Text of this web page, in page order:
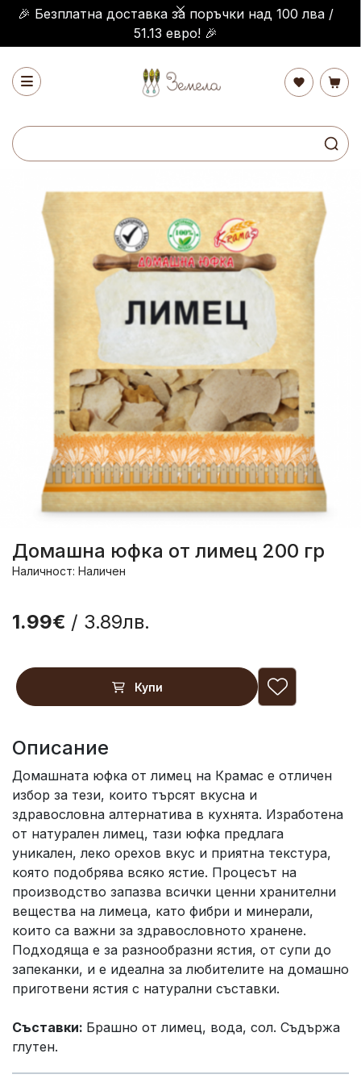
🎉 Безплатна доставка за поръчки над 100 лва /
51.13 евро! 🎉
Домашна юфка от лимец 200 гр
Наличност: Наличен
1.99€ / 3.89лв.
Купи
Описание
Домашната юфка от лимец на Крамас е отличен
избор за тези, които търсят вкусна и
здравословна алтернатива в кухнята. Изработена
от натурален лимец, тази юфка предлага
уникален, леко орехов вкус и приятна текстура,
която подобрява всяко ястие. Процесът на
производство запазва всички ценни хранителни
вещества на лимеца, като фибри и минерали,
които са важни за здравословното хранене.
Подходяща е за разнообразни ястия, от супи до
запеканки, и е идеална за любителите на домашно
приготвени ястия с натурални съставки.
Съставки: Брашно от лимец, вода, сол. Съдържа
глутен.